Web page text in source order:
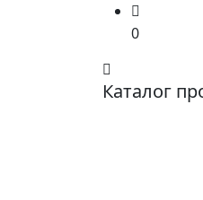
0
Каталог